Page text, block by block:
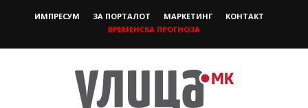
ИМПРЕСУМ ЗА ПОРТАЛОТ МАРКЕТИНГ
КОНТАКТ
ВРЕМЕНСКА ПРОГНОЗА